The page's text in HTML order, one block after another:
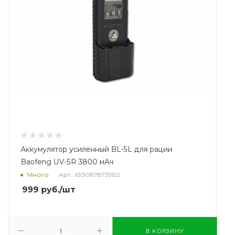
Аккумулятор усиленный BL-5L для рации
Baofeng UV-5R 3800 мАч
Много Арт.: 6930878735152
999 руб./шт
В КОРЗИНУ